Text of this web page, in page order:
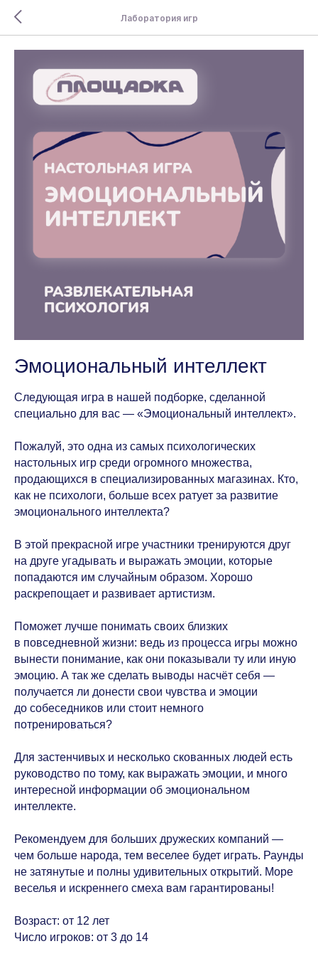
Лаборатория игр
Эмоциональный интеллект
Следующая игра в нашей подборке, сделанной
специально для вас — «Эмоциональный интеллект».
Пожалуй, это одна из самых психологических
настольных игр среди огромного множества,
продающихся в специализированных магазинах. Кто,
как не психологи, больше всех ратует за развитие
эмоционального интеллекта?
В этой прекрасной игре участники тренируются друг
на друге угадывать и выражать эмоции, которые
попадаются им случайным образом. Хорошо
раскрепощает и развивает артистизм.
Поможет лучше понимать своих близких
в повседневной жизни: ведь из процесса игры можно
вынести понимание, как они показывали ту или иную
эмоцию. А так же сделать выводы насчёт себя —
получается ли донести свои чувства и эмоции
до собеседников или стоит немного
потренироваться?
Для застенчивых и несколько скованных людей есть
руководство по тому, как выражать эмоции, и много
интересной информации об эмоциональном
интеллекте.
Рекомендуем для больших дружеских компаний —
чем больше народа, тем веселее будет играть. Раунды
не затянутые и полны удивительных открытий. Море
веселья и искреннего смеха вам гарантированы!
Возраст: от 12 лет
Число игроков: от 3 до 14